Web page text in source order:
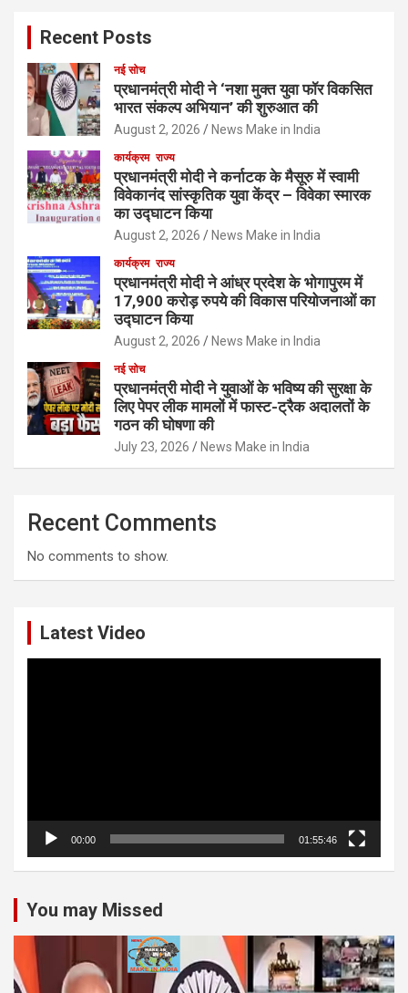
Recent Posts
नई सोच
प्रधानमंत्री मोदी ने ‘नशा मुक्त युवा फॉर विकसित
भारत संकल्प अभियान’ की शुरुआत की
August 2, 2026 News Make in India
कार्यक्रम राज्य
प्रधानमंत्री मोदी ने कर्नाटक के मैसूरु में स्वामी
विवेकानंद सांस्कृतिक युवा केंद्र – विवेका स्मारक
का उद्घाटन किया
August 2, 2026 News Make in India
कार्यक्रम राज्य
प्रधानमंत्री मोदी ने आंध्र प्रदेश के भोगापुरम में
17,900 करोड़ रुपये की विकास परियोजनाओं का
उद्घाटन किया
August 2, 2026 News Make in India
नई सोच
प्रधानमंत्री मोदी ने युवाओं के भविष्य की सुरक्षा के
लिए पेपर लीक मामलों में फास्ट-ट्रैक अदालतों के
गठन की घोषणा की
July 23, 2026 News Make in India
Recent Comments
No comments to show.
Latest Video
00:00 01:55:46
You may Missed